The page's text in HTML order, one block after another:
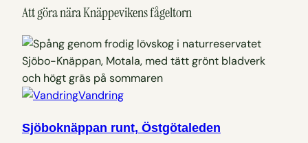
Att göra nära Knäppevikens fågeltorn
Vandring
Sjöboknäppan runt, Östgötaleden